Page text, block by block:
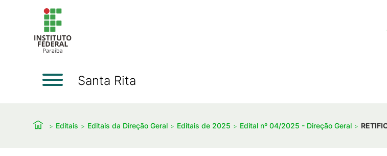
Santa Rita
Editais Editais da Direção Geral Editais de 2025 Edital nº 04/2025 - Direção Geral